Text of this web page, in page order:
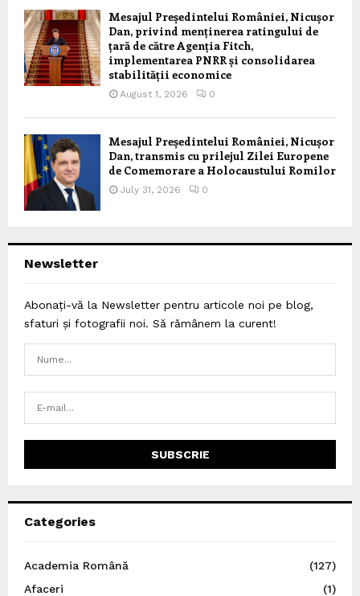
Mesajul Președintelui României, Nicușor
Dan, privind menținerea ratingului de
țară de către Agenția Fitch,
implementarea PNRR și consolidarea
stabilității economice
August 1, 2026 0
Mesajul Președintelui României, Nicușor
Dan, transmis cu prilejul Zilei Europene
de Comemorare a Holocaustului Romilor
July 31, 2026 0
Newsletter
Abonați-vă la Newsletter pentru articole noi pe blog,
sfaturi și fotografii noi. Să rămânem la curent!
Categories
Academia Română
(127)
Afaceri
(1)